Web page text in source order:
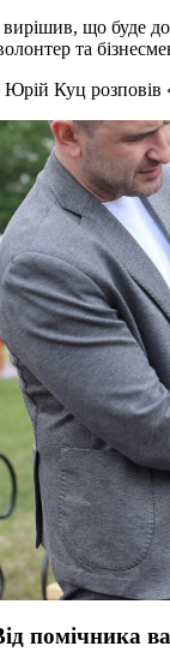
що буде
та
Юрій Куц
помічника